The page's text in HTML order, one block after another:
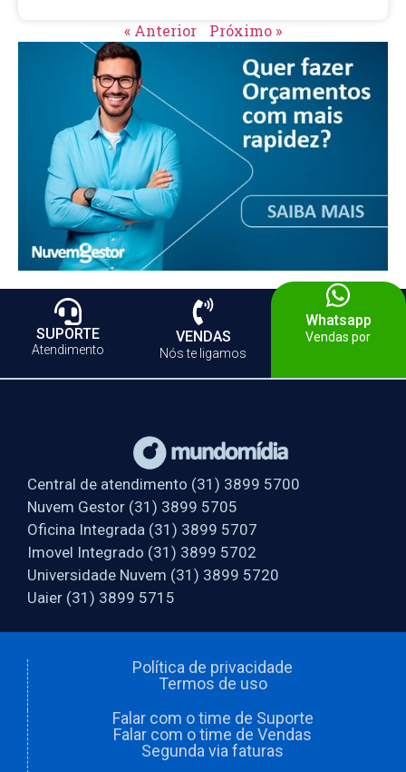
« Anterior Próximo »
SUPORTE
Atendimento
VENDAS
Nós te ligamos
Whatsapp
Vendas por
Central de atendimento (31) 3899 5700
Nuvem Gestor (31) 3899 5705
Oficina Integrada (31) 3899 5707
Imovel Integrado (31) 3899 5702
Universidade Nuvem (31) 3899 5720
Uaier (31) 3899 5715
Política de privacidade
Termos de uso
Falar com o time de Suporte
Falar com o time de Vendas
Segunda via faturas